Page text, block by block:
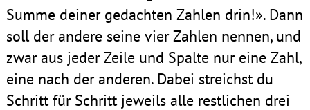
Summe deiner gedachten Zahlen drin!». Dann
soll der andere seine vier Zahlen nennen, und
zwar aus jeder Zeile und Spalte nur eine Zahl,
eine nach der anderen. Dabei streichst du
Schritt für Schritt jeweils alle restlichen drei